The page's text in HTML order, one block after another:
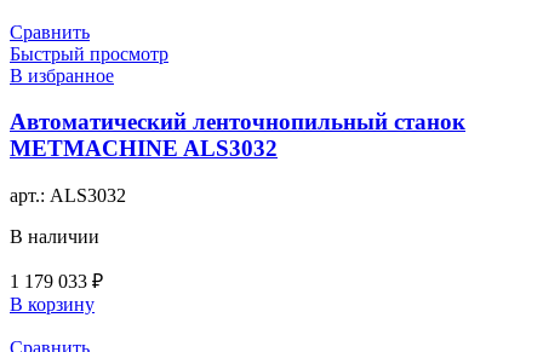
Сравнить
Быстрый просмотр
В избранное
Автоматический ленточнопильный станок
METMACHINE ALS3032
арт.: ALS3032
В наличии
1 179 033 ₽
В корзину
Сравнить